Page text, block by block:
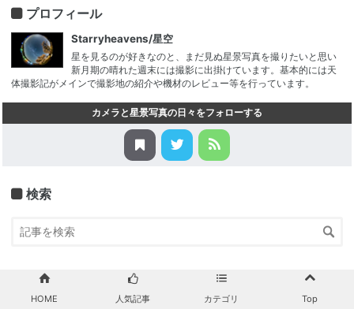
HOME 人気記事 カテゴリ Top
プロフィール
Starryheavens/星空
星を見るのが好きなのと、まだ見ぬ星景写真を撮りたいと思い
新月期の晴れた週末には撮影に出掛けています。基本的には天
体撮影記がメインで撮影地の紹介や機材のレビュー等を行っています。
カメラと星景写真の日々をフォローする
検索
注目記事